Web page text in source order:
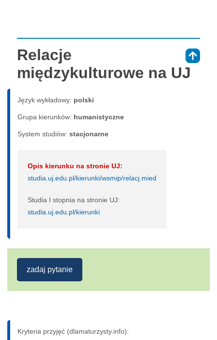
Relacje
międzykulturowe na UJ
Język wykładowy: polski
Grupa kierunków: humanistyczne
System studiów: sta­cjo­nar­ne
Opis kierunku na stronie UJ:
studia.uj.edu.pl/kierunki/wsmip/relacj.mied
Studia I stopnia na stronie UJ:
studia.uj.edu.pl/kierunki
zadaj pytanie
Kryteria przyjęć (dlamaturzysty.info):